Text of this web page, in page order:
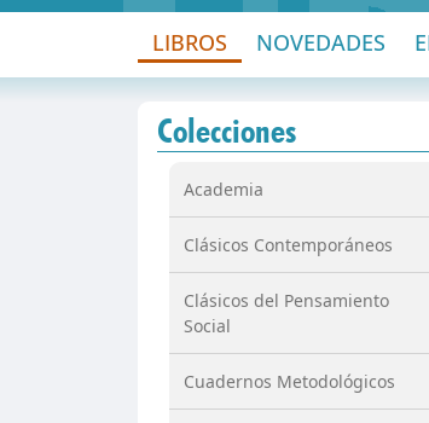
LIBROS NOVEDADES
Colecciones
Academia
Clásicos Contemporáneos
Clásicos del Pensamiento
Social
Cuadernos Metodológicos